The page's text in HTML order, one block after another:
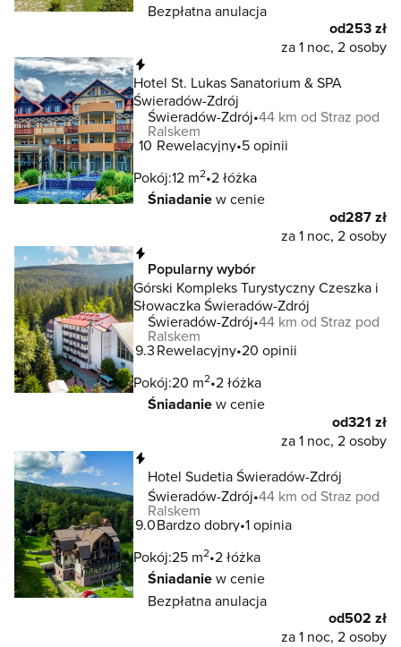
Bezpłatna anulacja
od253 zł
za 1 noc, 2 osoby
Hotel St. Lukas Sanatorium & SPA
Świeradów-Zdrój
Świeradów-Zdrój 44 km od Straz pod
Ralskem
10 Rewelacyjny 5 opinii
Pokój:12 m2 2 łóżka
Śniadaniew cenie
od287 zł
za 1 noc, 2 osoby
Popularny wybór
Górski Kompleks Turystyczny Czeszka i
Słowaczka Świeradów-Zdrój
Świeradów-Zdrój 44 km od Straz pod
Ralskem
9.3Rewelacyjny 20 opinii
Pokój:20 m2 2 łóżka
Śniadaniew cenie
od321 zł
za 1 noc, 2 osoby
Hotel Sudetia Świeradów-Zdrój
Świeradów-Zdrój 44 km od Straz pod
Ralskem
9.0Bardzo dobry 1 opinia
Pokój:25 m2 2 łóżka
Śniadaniew cenie
Bezpłatna anulacja
od502 zł
za 1 noc, 2 osoby